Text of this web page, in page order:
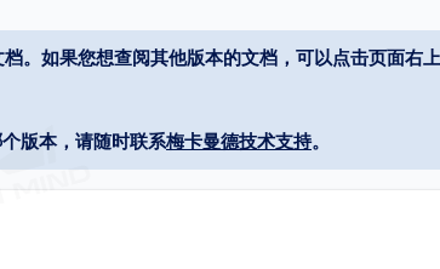
。如果您想查阅其他版本的文档，可以点击页面右
版本，请随时联系梅卡曼德技术支持。